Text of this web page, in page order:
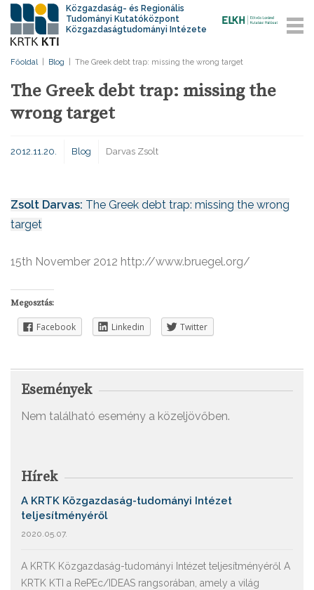
Közgazdaság- és Regionális
Tudományi Kutatóközpont
Közgazdaságtudományi Intézete
Főoldal Blog The Greek debt trap: missing the wrong target
The Greek debt trap: missing the
wrong target
2012.11.20. Blog Darvas Zsolt
Zsolt Darvas: The Greek debt trap: missing the wrong
target
15th November 2012 http://www.bruegel.org/
Megosztás:
Facebook Linkedin Twitter
Események
Nem található esemény a közeljövőben.
Hírek
A KRTK Közgazdaság-tudományi Intézet
teljesítményéről
2020.05.07.
A KRTK Közgazdaság-tudományi Intézet teljesítményéről A
KRTK KTI a RePEc/IDEAS rangsorában, amely a világ